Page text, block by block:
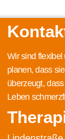
Wir sind
planen, dass
überzeugt,
Leben